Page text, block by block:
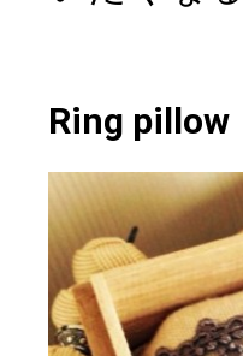
Ring pillow